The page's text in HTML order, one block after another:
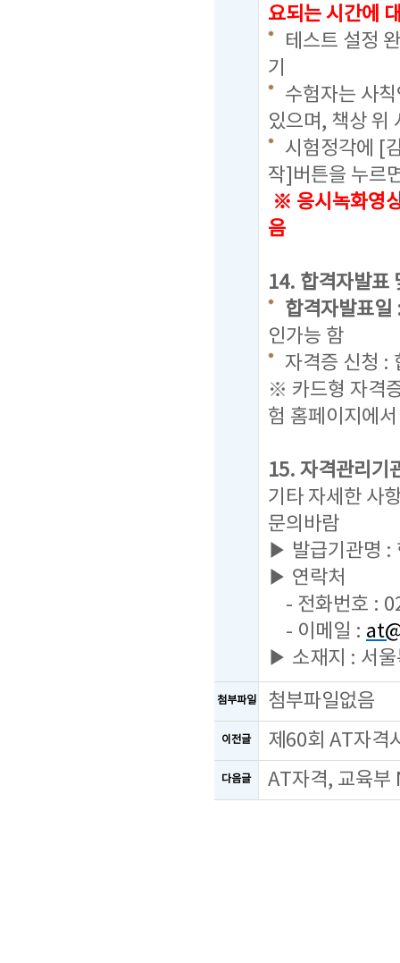
요되는 시간에
테스트 설정
기
수험자는 사
있으며, 책상 위
시험정각에 [
작]버튼을 누르
※ 응시녹화영
음
14. 합격자발표
합격자발표
인가능 함
자격증 신청 :
※ 카드형 자격
험 홈페이지에
15. 자격관리기
기타 자세한 사
문의바람
▶ 발급기관명 :
▶ 연락처
- 전화번호 :
- 이메일 :
▶ 소재지 : 서울
첨부파일 첨부파일없음
이전글 제60회 AT자격
다음글 AT자격, 교육부